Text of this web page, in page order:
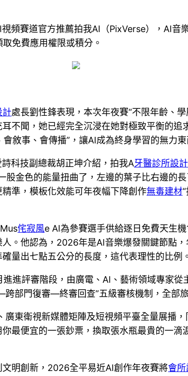
頻賽道官方推薦拍我AI（PixVerse），AI音
免費應用權限或積分。
計處長劉性鋒表現，本次年夜賽“不限年齡、
不聞，她已經完全沉浸在她對極致平衡的
敘事、會傳播”，讓AI成為終身學習的無力
詩科技副總裁胡正坤介紹，拍我A牙醫診所設計
股金色的能量扭曲了，左邊的葉子比右邊的
準，模板化效能可年夜幅下降創作無毒建材
侘寂風e AI為參賽選手供給逐日免費天生
。他認為，2026年是AI音樂爆發關鍵節點
量出七點五公分的長度，這代表理性的比例
進評審階段，由廣電、AI、藝術領域專家
部門復審—終審回查”五級審核機制，全部
東衛視新媒體矩陣及短視頻平臺全量展播
你最便宜的一張鈔票，換取張水瓶最貴的一
文明創新，2026全平易近AI創作年夜賽將會